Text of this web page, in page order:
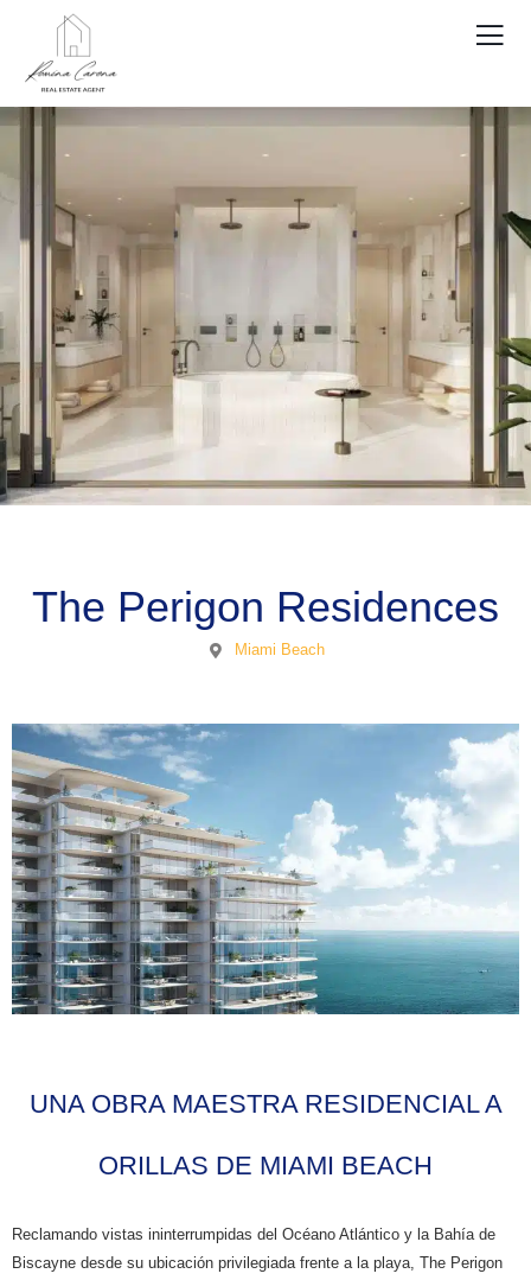
The Perigon Residences
Miami Beach
UNA OBRA MAESTRA RESIDENCIAL A
ORILLAS DE MIAMI BEACH
Reclamando vistas ininterrumpidas del Océano Atlántico y la Bahía de
Biscayne desde su ubicación privilegiada frente a la playa, The Perigon